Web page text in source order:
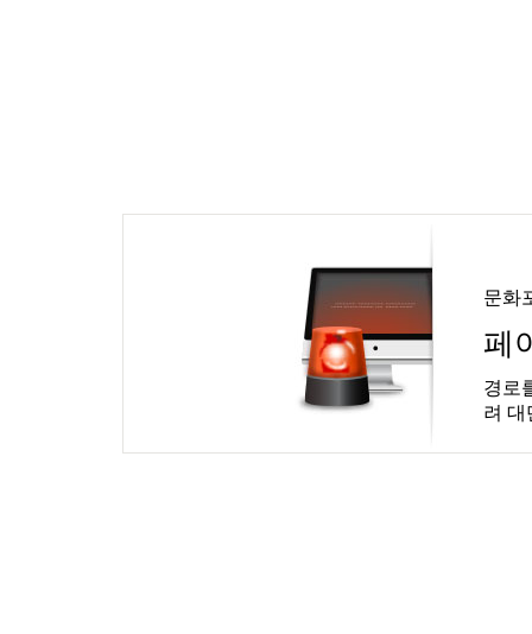
문화
페
경로
려 대